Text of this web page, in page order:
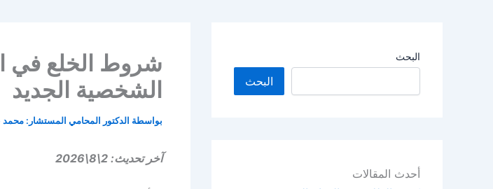
البحث
البحث
أحدث المقالات
شروط الخلع في
الشخصية الجديد
بواسطة الدكتور المحامي المستشار: محمد
آخر تحديث: 2\8\2026